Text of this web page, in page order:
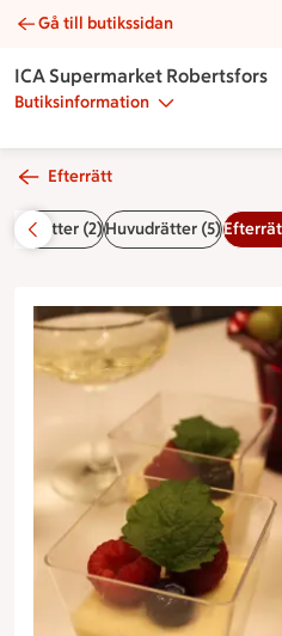
Vit chokladpannacotta |
Gå till butikssidan
ICA Supermarket Robertsfors
Butiksinformation
Efterrätt
Förrätter (2)Huvudrätter (5)